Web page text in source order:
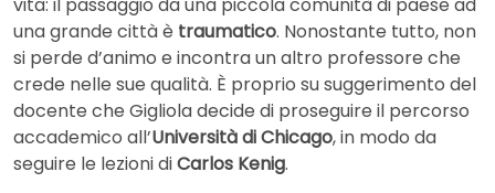
una grande città è traumatico. Nonostante tutto, non
si perde d’animo e incontra un altro professore che
crede nelle sue qualità. È proprio su suggerimento del
docente che Gigliola decide di proseguire il percorso
accademico all’Università di Chicago, in modo da
seguire le lezioni diCarlos Kenig.